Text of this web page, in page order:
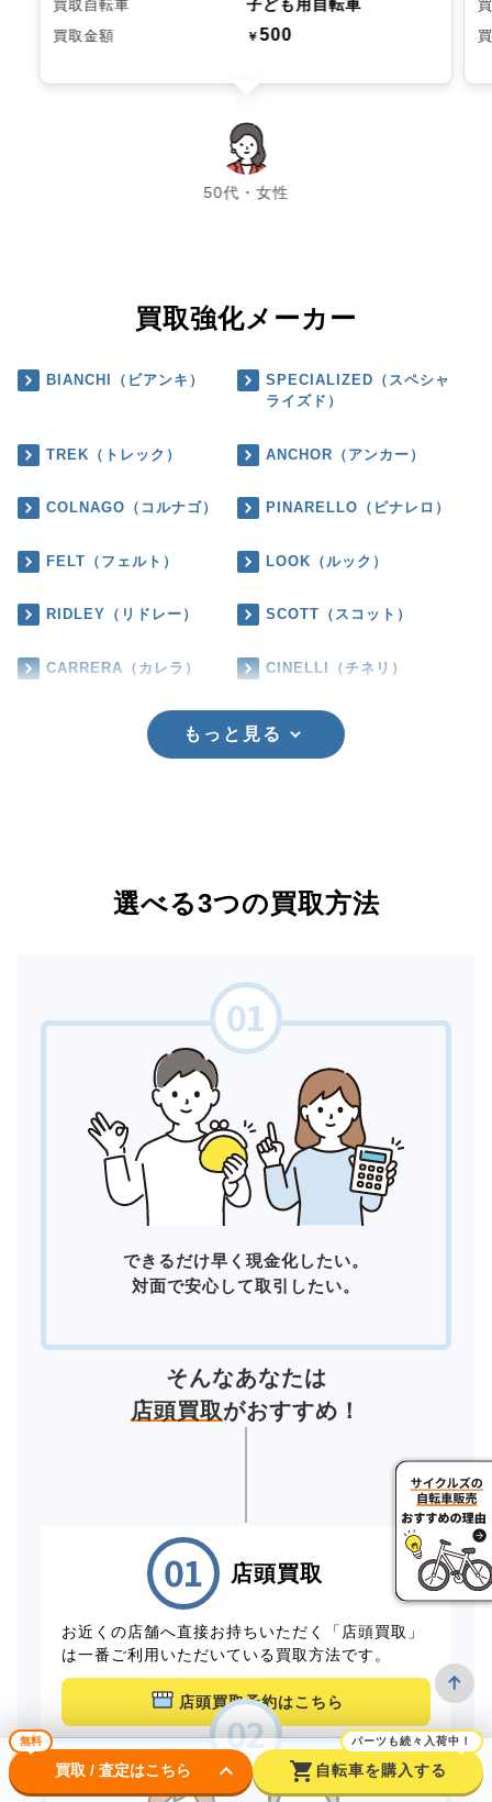
買取自転車 子ども用自転車
買取金額 ￥500
50代・女性
chevron_left chevron_right
買取強化メーカー
BIANCHI（ビアンキ）
SPECIALIZED（スペシャ
ライズド）
TREK（トレック） ANCHOR（アンカー）
COLNAGO（コルナゴ） PINARELLO（ピナレロ）
FELT（フェルト） LOOK（ルック）
RIDLEY（リドレー） SCOTT（スコット）
CARRERA（カレラ） CINELLI（チネリ）
もっと見る
選べる3つの買取方法
できるだけ早く現金化したい。
対面で安心して取引したい。
そんなあなたは
店頭買取がおすすめ！
店頭買取
お近くの店舗へ直接お持ちいただく「店頭買取」
は一番ご利用いただいている買取方法です。
店頭買取予約はこちら
無料
買取 / 査定はこちら keyboard_arrow_down shopping_cart
パーツも続々入荷中！
自転車を購入する